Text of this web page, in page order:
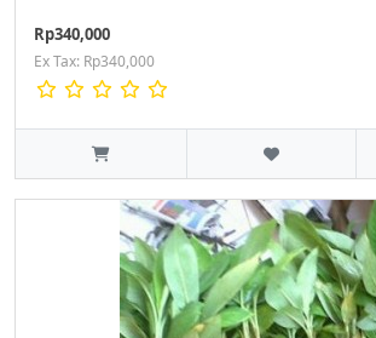
Rp340,000
Ex Tax: Rp340,000